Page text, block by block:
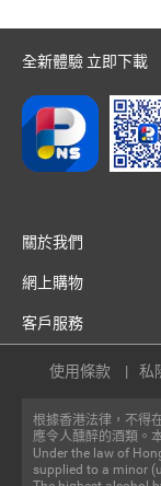
全新體驗 立即下載
關於我們
網上購物
客戶服務
根據香港法律，不得
應令人醺醉的酒類。
Under the law of
supplied to a minor
使用條款 私